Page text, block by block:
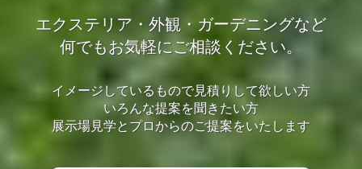
エクステリア・外観・ガーデニングなど
何でもお気軽にご相談ください。
イメージしているもので見積りして欲しい方
いろんな提案を聞きたい方
展示場見学とプロからのご提案をいたします